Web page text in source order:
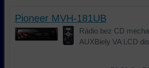
Pioneer MVH-181UB
Rádio bez CD
AUXBiely VA LCD